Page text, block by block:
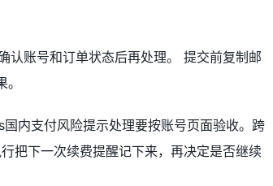
认账号和订单状态后再处理。 提交前复制邮
内支付风险提示处理要按账号页面验收。跨
把下一次续费提醒记下来，再决定是否继续